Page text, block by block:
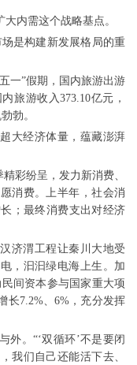
内需这个战略基点。
是构建新发展格局的重
一”假期，国内旅游出游
旅游收入373.10亿元，
勃。
大经济体量，蕴藏澎湃
彩纷呈，发力新消费、
消费。上半年，社会消
；最终消费支出对经济
济渭工程让秦川大地受
，汩汩绿电海上生。加
间资本参与国家重大项
长7.2%、6%，充分发挥
外。“‘双循环’不是要闭
我们自己还能活下去、